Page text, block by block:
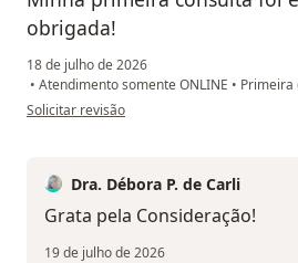
obrigada!
18 de julho de 2026
• Atendimento somente ONLINE • Primeira
na opinião do utilizador A.V.
Solicitar revisão
Dra. Débora P. de Carli
Grata pela Consideração!
19 de julho de 2026